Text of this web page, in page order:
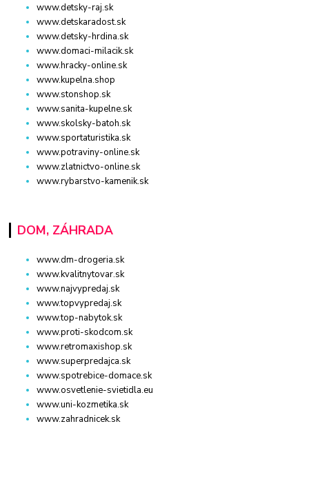
www.detsky-raj.sk
www.detskaradost.sk
www.detsky-hrdina.sk
www.domaci-milacik.sk
www.hracky-online.sk
www.kupelna.shop
www.stonshop.sk
www.sanita-kupelne.sk
www.skolsky-batoh.sk
www.sportaturistika.sk
www.potraviny-online.sk
www.zlatnictvo-online.sk
www.rybarstvo-kamenik.sk
DOM, ZÁHRADA
www.dm-drogeria.sk
www.kvalitnytovar.sk
www.najvypredaj.sk
www.topvypredaj.sk
www.top-nabytok.sk
www.proti-skodcom.sk
www.retromaxishop.sk
www.superpredajca.sk
www.spotrebice-domace.sk
www.osvetlenie-svietidla.eu
www.uni-kozmetika.sk
www.zahradnicek.sk